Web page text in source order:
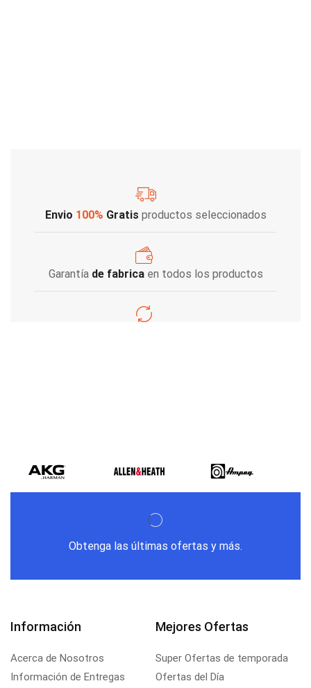
Envio 100% Gratis productos seleccionados
Garantía de fabricaen todos los productos
Obtenga las últimas ofertas y más.
Información
Acerca de Nosotros
Información de Entregas
Mejores Ofertas
Super Ofertas de temporada
Ofertas del Día